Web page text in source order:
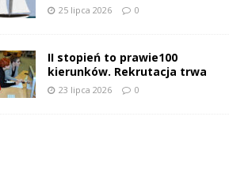
25 lipca 2026 0
II stopień to prawie100
kierunków. Rekrutacja trwa
23 lipca 2026 0